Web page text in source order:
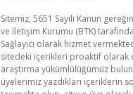
Sitemiz, 5651 Sayılı Kanun
ve İletişim Kurumu (BTK)
Sağlayıcı olarak hizmet
sitedeki içerikleri proaktif olarak
araştırma yükümlülüğümüz
üyelerimiz yazdıkları içeriklerin